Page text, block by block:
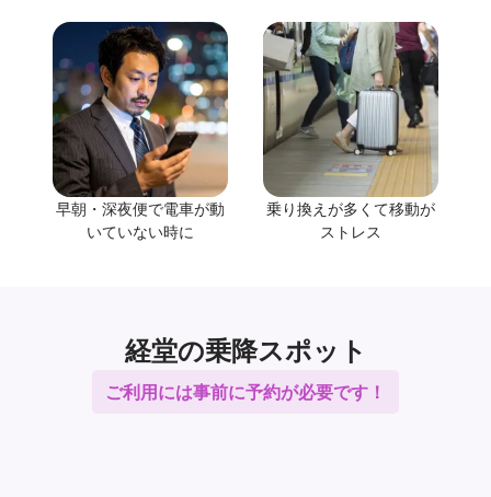
早朝・深夜便で電車が動
いていない時に
乗り換えが多くて移動が
ストレス
経堂の乗降スポット
ご利用には事前に予約が必要です！